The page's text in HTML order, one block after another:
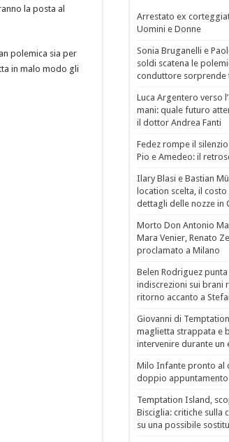
la posta al
polemica sia per
in malo modo gli
Arrestato ex
Uomini e Donne
Sonia Bruganelli e
soldi scatena le
conduttore sorprende
Luca Argentero verso
mani: quale futuro
il dottor Andrea Fanti
Fedez rompe il
Pio e Amedeo: il
Ilary Blasi e Bastian
location scelta, il
dettagli delle nozze in
Morto Don Antonio
Mara Venier, Renato
proclamato a Milano
Belen Rodriguez
indiscrezioni sui brani
ritorno accanto a
Giovanni di
maglietta strappata e
intervenire durante un
Milo Infante pronto al
doppio
Temptation Island,
Bisciglia: critiche sulla
su una possibile